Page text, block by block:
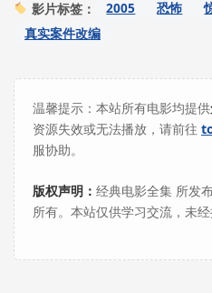
影片标签： 2005 恐怖
真实案件改编
温馨提示：本站所有电影均提供
资源失效或无法播放，请前往
服协助。
版权声明： 经典电影全集 所发
所有。本站仅供学习交流，未